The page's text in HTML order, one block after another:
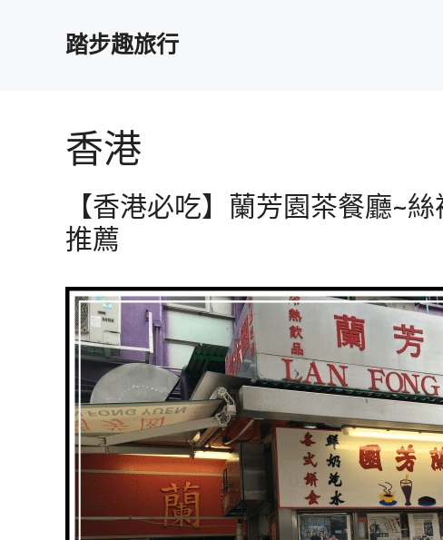
踏步趣旅行
香港
【香港必吃】蘭芳園茶餐廳~
推薦